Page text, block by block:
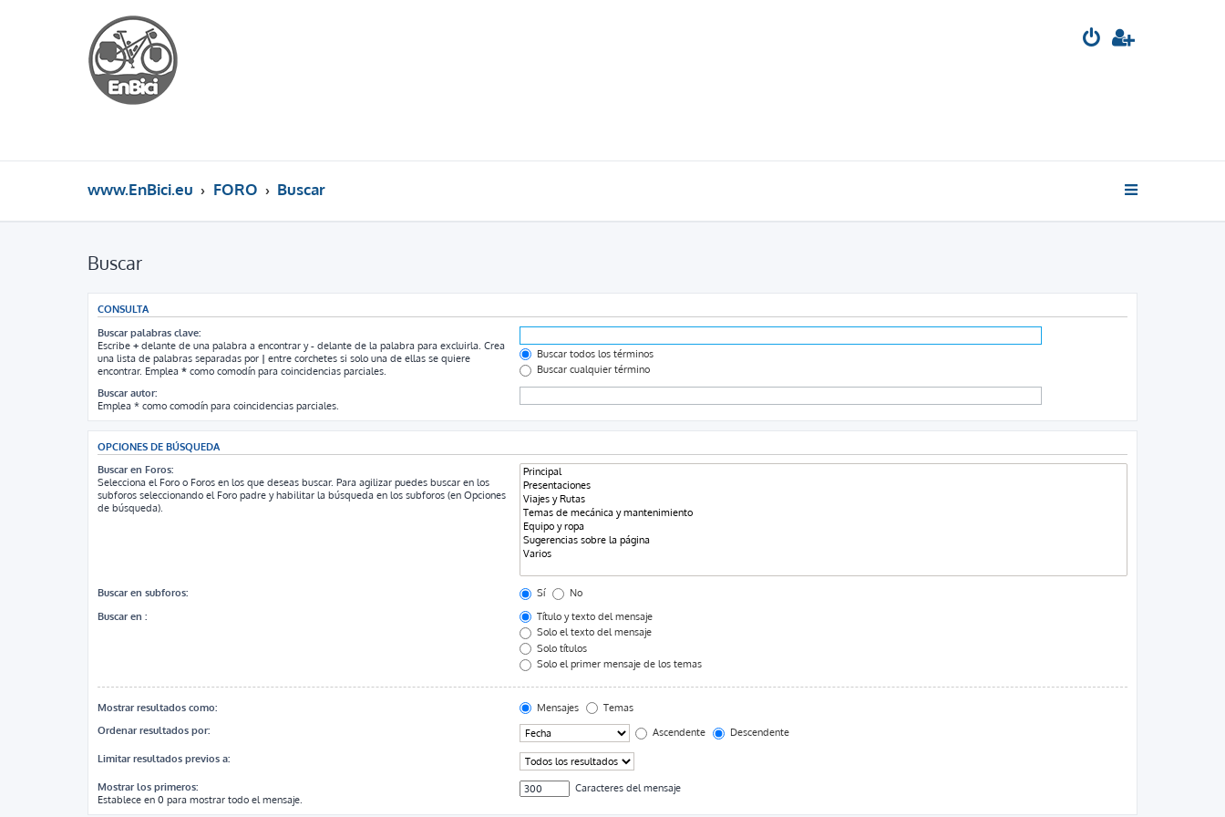
www.EnBici.eu FORO Buscar
Buscar
CONSULTA
Buscar palabras clave:
Escribe + delante de una palabra a encontrar y- delante de la palabra para excluirla. Crea
una lista de palabras separadas por | entre corchetes si solo una de ellas se quiere
encontrar. Emplea * como comodín para coincidencias parciales.
Buscar todos los términos
Buscar cualquier término
Buscar autor:
Emplea * como comodín para coincidencias parciales.
OPCIONES DE BÚSQUEDA
Buscar en Foros:
Selecciona el Foro o Foros en los que deseas buscar. Para agilizar puedes buscar en los
subforos seleccionando el Foro padre y habilitar la búsqueda en los subforos (en Opciones
de búsqueda).
Buscar en subforos: Sí
No
Buscar en :
Título y texto del mensaje
Solo el texto del mensaje
Solo títulos
Solo el primer mensaje de los temas
Mostrar resultados como: Mensajes
Temas
Ordenar resultados por:
Ascendente Descendente
Limitar resultados previos a:
Mostrar los primeros:
Establece en 0 para mostrar todo el mensaje.
Caracteres del mensaje